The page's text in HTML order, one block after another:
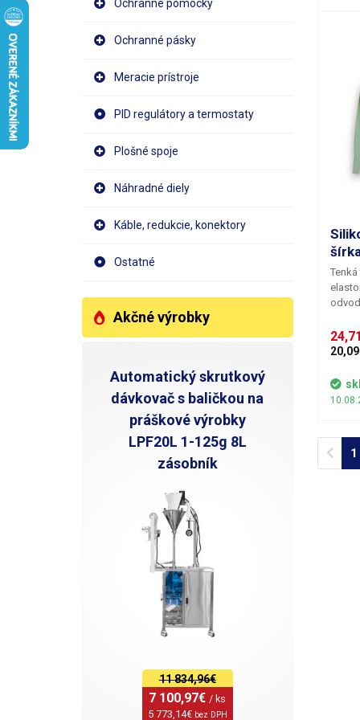
Ochranné pomôcky
Ochranné pásky
Meracie prístroje
PID regulátory a termostaty
Plošné spoje
Náhradné diely
Káble, redukcie, konektory
Ostatné
Akčné výrobky
Automatický skrutkový
dávkovač s baličkou na
práškové výrobky
LPF20L 1-125g 8L
zásobník
11 834,96€
7 100,97€ / ks
5 773,14€ bez DPH
povrchu
použiť
páska
1